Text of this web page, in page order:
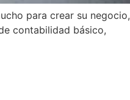
para crear su negocio,
contabilidad básico,